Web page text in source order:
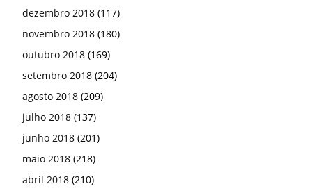
dezembro 2018 (117)
novembro 2018 (180)
outubro 2018 (169)
setembro 2018 (204)
agosto 2018 (209)
julho 2018 (137)
junho 2018 (201)
maio 2018 (218)
abril 2018 (210)